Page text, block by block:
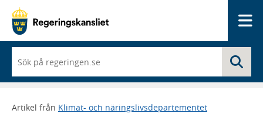
du
börjar
skriva
framträder
Artikel från Klimat- och näringslivsdepartementet